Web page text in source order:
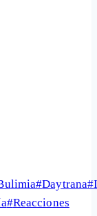
#Daytrana#
#Reacciones